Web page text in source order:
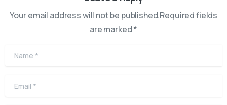
Your email address will not be published.Required fields
are marked *
Name
Email